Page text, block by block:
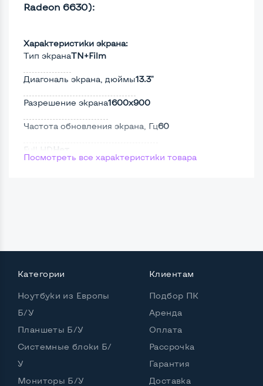
Radeon 6630):
Характеристики экрана:
Тип экранаTN+Film
Диагональ экрана, дюймы13.3"
Разрешение экрана1600x900
Частота обновления экрана, Гц60
Full HD Нет
Мощность:
Частота процессора (базовая-максимальная)
Intel Core i5-2410M (2,30 - 2,90 GHz)
Тип оперативной памяти
DDR3
SSD 2,5" или HDD
Посмотреть все характеристики товара
Категории
Ноутбуки из Европы
Б/У
Планшеты Б/У
Системные блоки Б/
У
Мониторы Б/У
Клиентам
Подбор ПК
Аренда
Оплата
Рассрочка
Гарантия
Доставка